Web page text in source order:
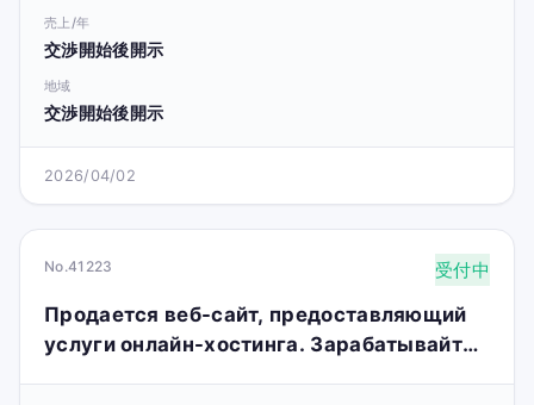
売上/年
交渉開始後開示
地域
交渉開始後開示
2026/04/02
No.41223 受付中
Продается веб-сайт, предоставляющий
услуги онлайн-хостинга. Зарабатывайте